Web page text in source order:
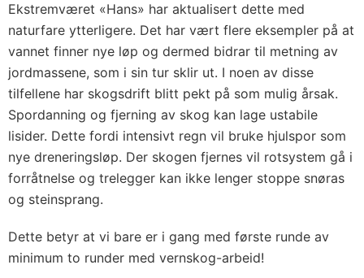
Ekstremværet «Hans» har aktualisert dette med
naturfare ytterligere. Det har vært flere eksempler på at
vannet finner nye løp og dermed bidrar til metning av
jordmassene, som i sin tur sklir ut. I noen av disse
tilfellene har skogsdrift blitt pekt på som mulig årsak.
Spordanning og fjerning av skog kan lage ustabile
lisider. Dette fordi intensivt regn vil bruke hjulspor som
nye dreneringsløp. Der skogen fjernes vil rotsystem gå i
forråtnelse og trelegger kan ikke lenger stoppe snøras
og steinsprang.
Dette betyr at vi bare er i gang med første runde av
minimum to runder med vernskog-arbeid!